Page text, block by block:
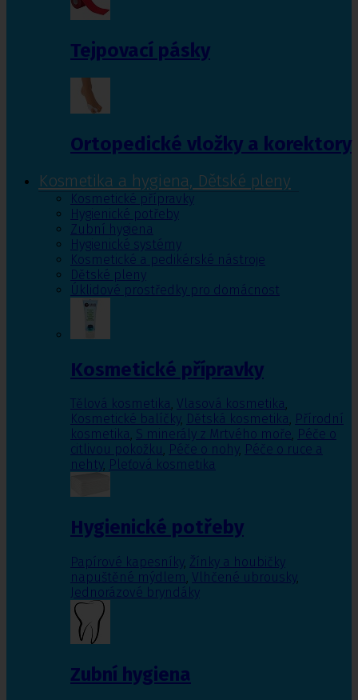
Tejpovací pásky
Ortopedické vložky a korektory
Kosmetika a hygiena, Dětské pleny
Kosmetické přípravky
Hygienické potřeby
Zubní hygiena
Hygienické systémy
Kosmetické a pedikérské nástroje
Dětské pleny
Úklidové prostředky pro domácnost
Kosmetické přípravky
Tělová kosmetika, Vlasová kosmetika,
Kosmetické balíčky, Dětská kosmetika, Přírodní
kosmetika, S minerály z Mrtvého moře, Péče o
citlivou pokožku, Péče o nohy, Péče o ruce a
nehty, Pleťová kosmetika
Hygienické potřeby
Papírové kapesníky, Žínky a houbičky
napuštěné mýdlem, Vlhčené ubrousky,
Jednorázové bryndáky
Zubní hygiena